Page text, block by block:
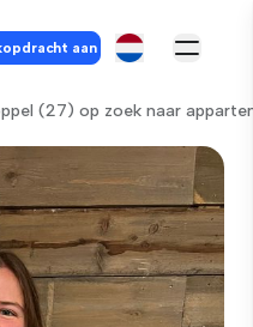
aan
(27) op zoek naar